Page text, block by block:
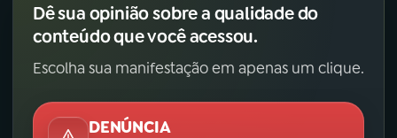
Dê sua opinião sobre a qualidade do
conteúdo que você acessou.
Escolha sua manifestação em apenas um clique.
DENÚNCIA